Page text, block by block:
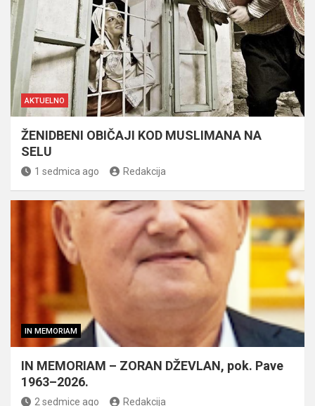
AKTUELNO
ŽENIDBENI OBIČAJI KOD MUSLIMANA NA
SELU
1 sedmica ago Redakcija
IN MEMORIAM
IN MEMORIAM – ZORAN DŽEVLAN, pok. Pave
1963–2026.
2 sedmice ago Redakcija